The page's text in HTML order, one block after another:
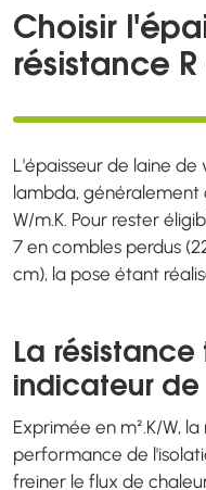
Choisir
résistance
L'épaisseur de laine
lambda, généralement
W/m.K. Pour rester
7 en combles perdus
cm), la pose étant
La résistance
indicateur
Exprimée en m².K/W,
performance de
freiner le flux de